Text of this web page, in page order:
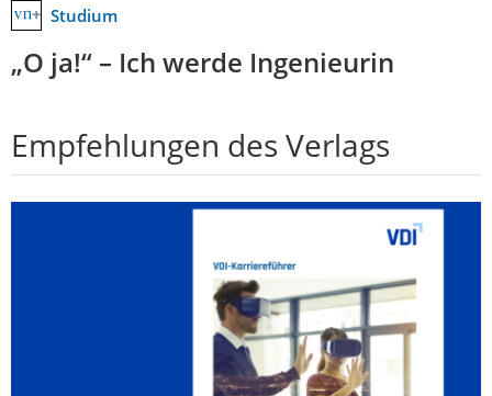
Studium
„O ja!“ – Ich werde Ingenieurin
Empfehlungen des Verlags